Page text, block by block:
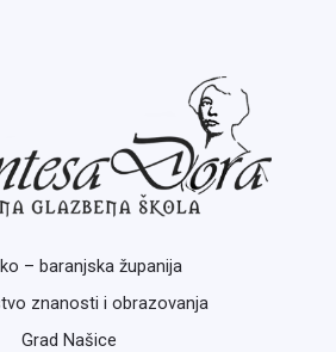
– baranjska županija
znanosti i obrazovanja
Grad Našice